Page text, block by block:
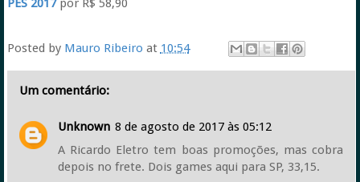
PES 2017por R$ 58,90
Posted by Mauro Ribeiro at 10:54
Um comentário:
Unknown 8 de agosto de 2017 às 05:12
A Ricardo Eletro tem boas promoções, mas cobra
depois no frete. Dois games aqui para SP, 33,15.